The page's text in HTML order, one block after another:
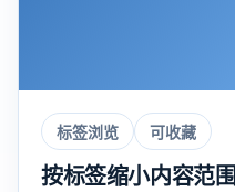
标签浏览 可收藏
按标签缩小内容范围